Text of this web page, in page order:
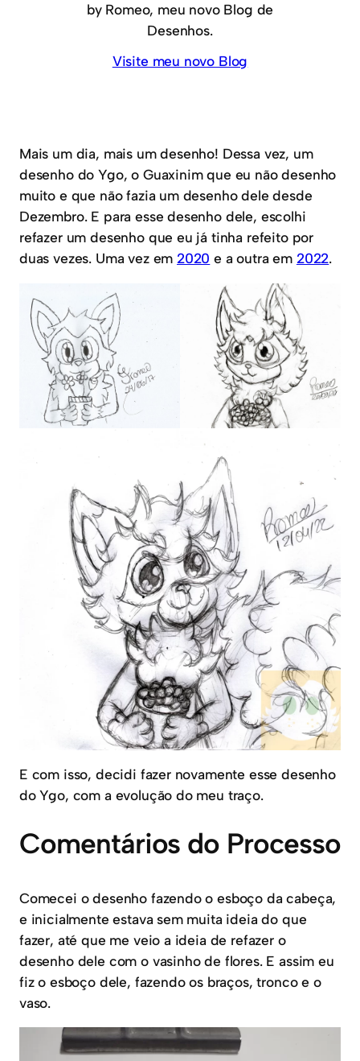
by Romeo, meu novo Blog de
Desenhos.
Visite meu novo Blog
Mais um dia, mais um desenho! Dessa vez, um
desenho do Ygo, o Guaxinim que eu não desenho
muito e que não fazia um desenho dele desde
Dezembro. E para esse desenho dele, escolhi
refazer um desenho que eu já tinha refeito por
duas vezes. Uma vez em 2020 e a outra em 2022.
E com isso, decidi fazer novamente esse desenho
do Ygo, com a evolução do meu traço.
Comentários do Processo
Comecei o desenho fazendo o esboço da cabeça,
e inicialmente estava sem muita ideia do que
fazer, até que me veio a ideia de refazer o
desenho dele com o vasinho de flores. E assim eu
fiz o esboço dele, fazendo os braços, tronco e o
vaso.